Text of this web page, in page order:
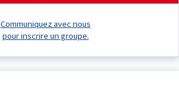
Communiquez avec nous
pour inscrire un groupe.